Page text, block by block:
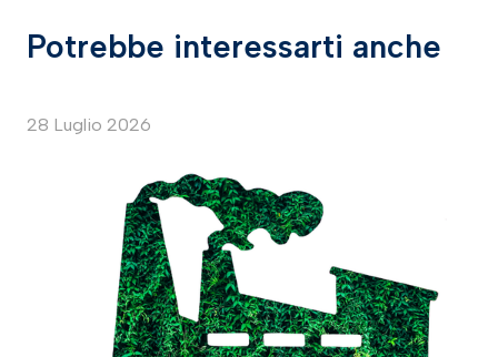
Potrebbe interessarti anche
28 Luglio 2026